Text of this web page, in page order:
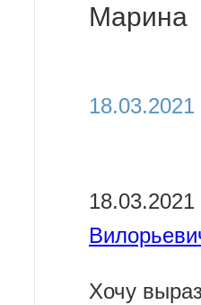
Марина
18.03.2021
18.03.2021
Хочу